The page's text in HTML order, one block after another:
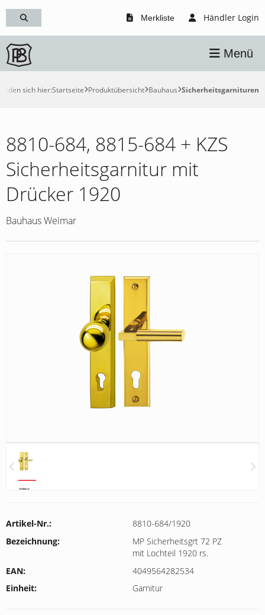
Merkliste Händler Login
Menü
sich hier:Startseite Produktübersicht Bauhaus Sicherheitsgarnituren
8810-684, 8815-684 + KZS
Sicherheitsgarnitur mit
Drücker 1920
Bauhaus Weimar
Artikel-Nr.:
8810-684/1920
Bezeichnung:
MP Sicherheitsgrt 72 PZ
mit Lochteil 1920 rs.
EAN:
4049564282534
Einheit
Garnitur